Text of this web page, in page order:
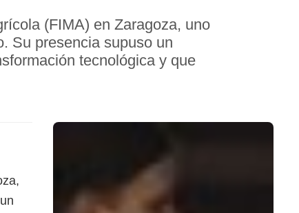
(FIMA) en Zaragoza, uno
Su presencia supuso un
tecnológica y que